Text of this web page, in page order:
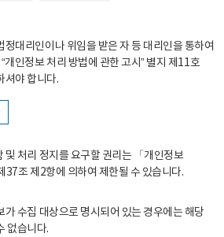
정대리인이나 위임을 받은 자 등 대리인을 통하여
개인정보 처리 방법에 관한 고시” 별지 제11호
셔야 합니다.
및 처리 정지를 요구할 권리는 「개인정보
37조 제2항에 의하여 제한될 수 있습니다.
가 수집 대상으로 명시되어 있는 경우에는 해당
없습니다.